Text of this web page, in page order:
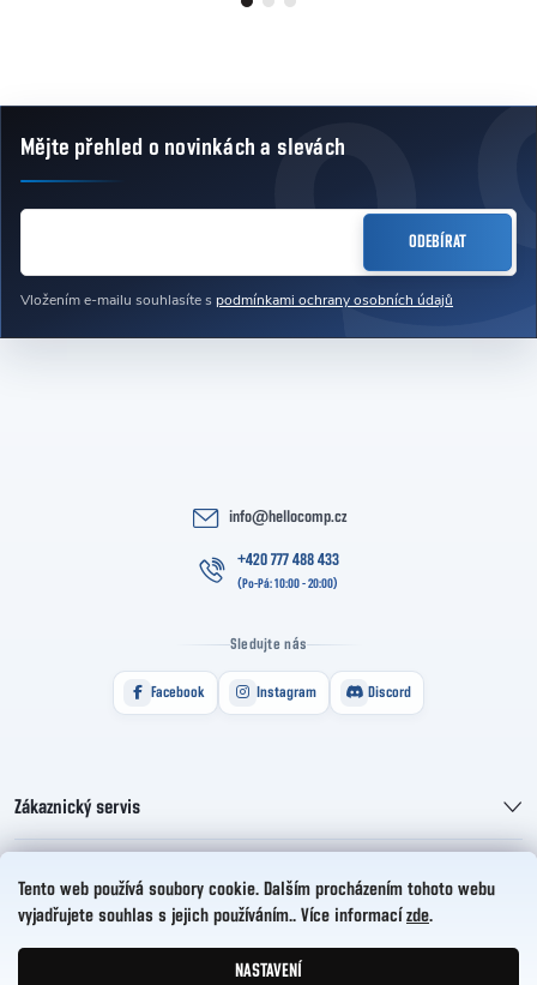
Tento web používá soubory cookie. Dalším procházením tohoto webu
vyjadřujete souhlas s jejich používáním.. Více informací zde.
NASTAVENÍ
Zápatí
Mějte přehled o novinkácha slevách
Vložením e-mailu souhlasíte s podmínkami ochrany osobních údajů
ODEBÍRAT
info@hellocomp.cz
+420 777 488 433
Sledujte nás
Facebook Instagram Discord
Zákaznický servis